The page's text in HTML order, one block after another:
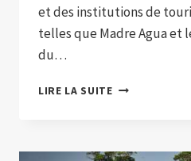
et des institutions de
telles que Madre Agua et
du…
LIRE LA SUITEC’EST
RELÂCHÉ